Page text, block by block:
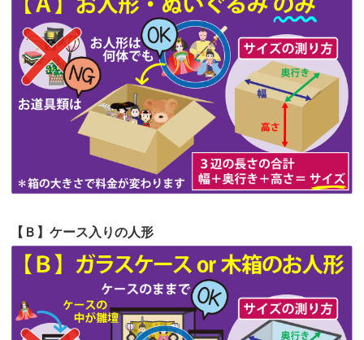
2026/06/20
雛人形をお道具も含め一式で引き取っ
てくださる...
第63回人形供養祭 令和5年8月1日(火)
第62回人形供養祭令和5年6月21日(水)
第61回人形供養祭 令和5年5月19日(金)
第60回人形供養祭令和5年3月28日(火)
第59回人形供養祭 令和5年2月10日(金)
第58回人形供養祭令和5年12月21日(水)
第56回人形供養祭 令和4年10月19日(水)
第55回人形供養祭令和4年9月8日(木)
第54回人形供養祭令和4年8月1日(月)
【Ｂ】ケース入りの人形